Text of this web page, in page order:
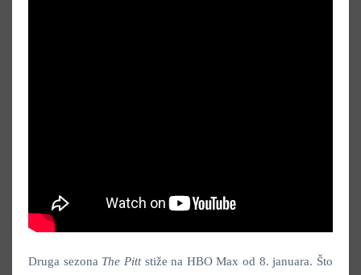
Druga sezona The Pitt stiže na HBO Max od 8. januara. Što